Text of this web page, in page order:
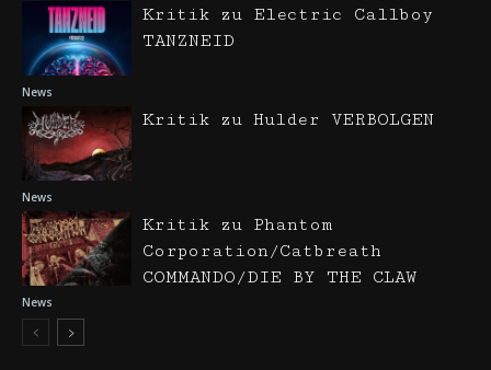
News
Kritik zu Electric Callboy
TANZNEID
News
Kritik zu Hulder VERBOLGEN
News
Kritik zu Phantom
Corporation/Catbreath
COMMANDO/DIE BY THE CLAW